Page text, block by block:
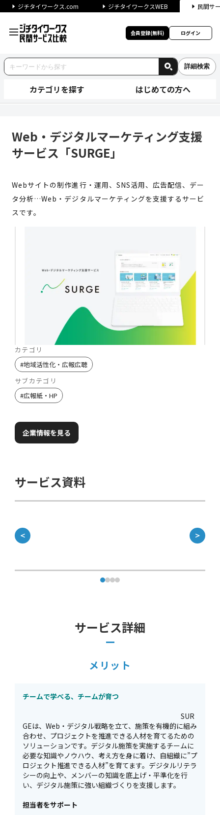
ジチタイワークス.com ジチタイワークスWEB 民間サ
会員登録(無料) ログイン
詳細検索
カテゴリを探す はじめての方へ
Web・デジタルマーケティング支援
サービス「SURGE」
Webサイトの制作進行・運用、SNS活用、広告配信、デー
タ分析…Web・デジタルマーケティングを支援するサービ
スです。
カテゴリ
#地域活性化・広報広聴
サブカテゴリ
#広報紙・HP
企業情報を見る
サービス資料
＜ ＞
サービス詳細
メリット
チームで学べる、チームが育つ
SUR
GEは、Web・デジタル戦略を立て、施策を有機的に組み
合わせ、プロジェクトを推進できる人材を育てるための
ソリューションです。デジタル施策を実施するチームに
必要な知識やノウハウ、考え方を身に着け、自組織に”プ
ロジェクト推進できる人材”を育てます。デジタルリテラ
シーの向上や、メンバーの知識を底上げ・平準化を行
い、デジタル施策に強い組織づくりを支援します。
担当者をサポート